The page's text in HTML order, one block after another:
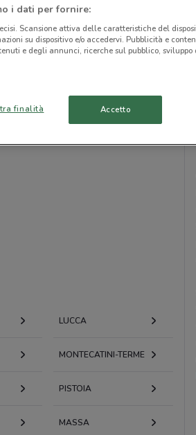
LUCCA
MONTECATINI-TERME
PISTOIA
MASSA
i dati per fornire:
Scansione attiva delle caratteristiche del
su dispositivo e/o accedervi. Pubblicità e
e degli annunci, ricerche sul pubblico, sviluppo
finalità Accetto